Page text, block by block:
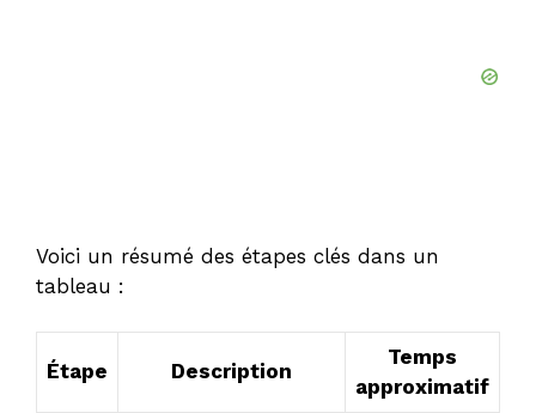
Voici un résumé des étapes clés dans un
tableau :
Étape Description
Temps
approximatif